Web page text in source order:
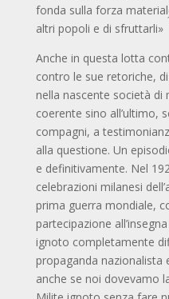
fonda sulla forza
altri popoli e di sfruttarli»
Anche in questa lotta
contro le sue retoriche,
nella nascente società
coerente sino all’ultimo,
compagni, a
alla questione. Un
e definitivamente. Nel
celebrazioni milanesi
prima guerra mondiale,
partecipazione
ignoto completamente
propaganda nazionalista
anche se noi dovevamo